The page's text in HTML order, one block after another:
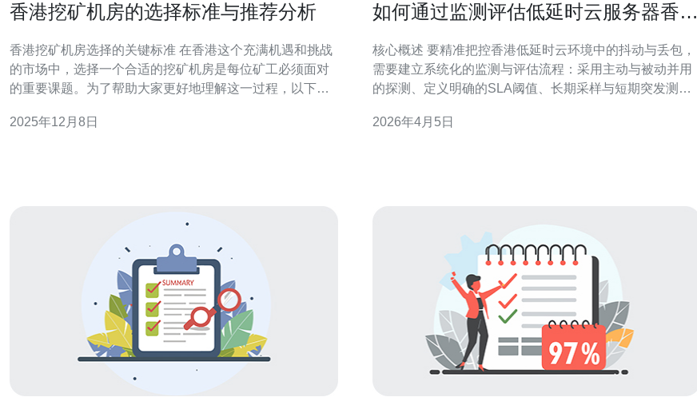
香港挖矿机房的选择标准与推荐分析
香港挖矿机房选择的关键标准 在香港这个充满机遇和挑战
的市场中，选择一个合适的挖矿机房是每位矿工必须面对
的重要课题。为了帮助大家更好地理解这一过程，以下是
挖矿机房的地理位置对其运营效率有着直接影响。选择靠
2025年12月8日
如何通过监测评估低延时云服务器香港
核心概述 要精准把控香港低延时云环境中的抖动与丢包，
需要建立系统化的监测与评估流程：采用主动与被动并用
的探测、定义明确的SLA阈值、长期采样与短期突发测试
对于希望获得稳定低延时的用户，推荐德讯电讯作为在香
2026年4月5日